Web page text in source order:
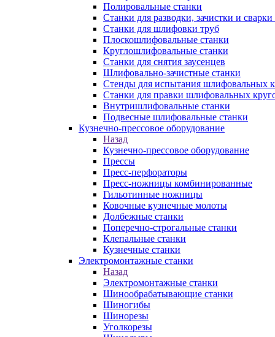
Полировальные станки
Станки для разводки, зачистки и сварки
Станки для шлифовки труб
Плоскошлифовальные станки
Круглошлифовальные станки
Станки для снятия заусенцев
Шлифовально-зачистные станки
Стенды для испытания шлифовальных
Станки для правки шлифовальных
Внутришлифовальные станки
Подвесные шлифовальные станки
Кузнечно-прессовое оборудование
Назад
Кузнечно-прессовое оборудование
Прессы
Пресс-перфораторы
Пресс-ножницы комбинированные
Гильотинные ножницы
Ковочные кузнечные молоты
Долбежные станки
Поперечно-строгальные станки
Клепальные станки
Кузнечные станки
Электромонтажные станки
Назад
Электромонтажные станки
Шинообрабатывающие станки
Шиногибы
Шинорезы
Уголкорезы